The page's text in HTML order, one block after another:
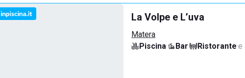
La Volpe e L’uva
Matera
Piscina· Bar· Ristorante·e